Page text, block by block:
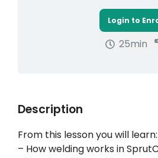
Login to
25min
Description
From this lesson you will learn:
– How welding works in